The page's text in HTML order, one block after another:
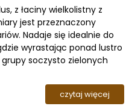
z łaciny wielkolistny z
jest przeznaczony
Nadaje się idealnie do
wyrastając ponad lustro
soczysto zielonych
czytaj więcej